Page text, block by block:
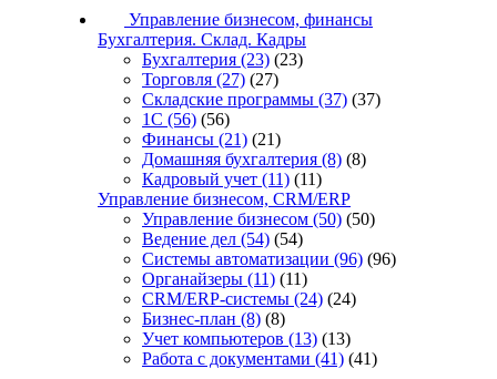
Управление бизнесом, финансы
Бухгалтерия. Склад. Кадры
Бухгалтерия (23) (23)
Торговля (27) (27)
Складские программы (37) (37)
1С (56) (56)
Финансы (21) (21)
Домашняя бухгалтерия (8) (8)
Кадровый учет (11) (11)
Управление бизнесом, CRM/ERP
Управление бизнесом (50) (50)
Ведение дел (54) (54)
Системы автоматизации (96) (96)
Органайзеры (11) (11)
CRM/ERP-системы (24) (24)
Бизнес-план (8) (8)
Учет компьютеров (13) (13)
Работа с документами (41) (41)